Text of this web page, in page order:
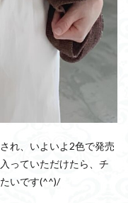
れ、いよいよ2色で発売
っていただけたら、チ
いです(^^)/